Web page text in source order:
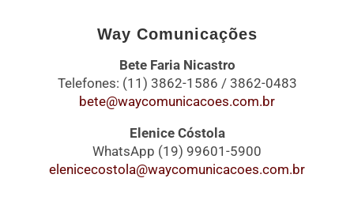
Way Comunicações
Bete Faria Nicastro
Telefones: (11) 3862-1586 / 3862-0483
bete@waycomunicacoes.com.br
Elenice Cóstola
WhatsApp (19) 99601-5900
elenicecostola@waycomunicacoes.com.br